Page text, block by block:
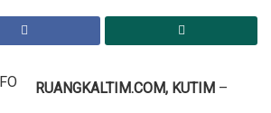
RUANGKALTIM.COM, KUTIM –